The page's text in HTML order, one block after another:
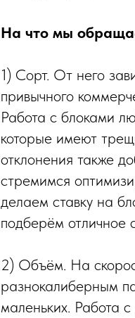
На что мы
1) Сорт. От него
привычного
Работа с блоками
которые имеют
отклонения также
стремимся
делаем ставку на
подберём отличное
2) Объём. На
разнокалиберным
маленьких. Работа